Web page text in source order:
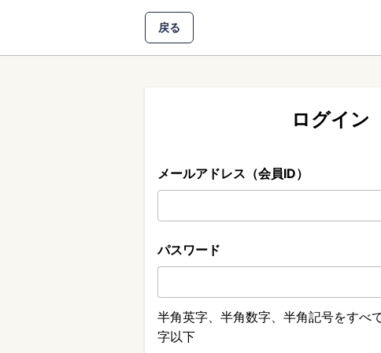
戻る
ログイン
メールアドレス（会員ID）
パスワード
半角英字、半角数字、半角記号をすべ
字以下